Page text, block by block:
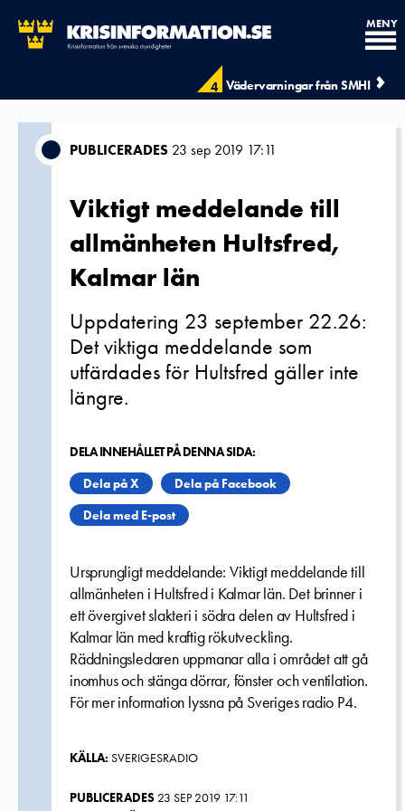
4 Vädervarningar från SMHI
MENY
PUBLICERADES 23 sep 2019 17:11
Viktigt meddelande till
allmänheten Hultsfred,
Kalmar län
Uppdatering 23 september 22.26:
Det viktiga meddelande som
utfärdades för Hultsfred gäller inte
längre.
DELA INNEHÅLLET PÅ DENNA SIDA:
Dela på X
Dela på Facebook
Dela med E-post
Ursprungligt meddelande: Viktigt meddelande till
allmänheten i Hultsfred i Kalmar län. Det brinner i
ett övergivet slakteri i södra delen av Hultsfred i
Kalmar län med kraftig rökutveckling.
Räddningsledaren uppmanar alla i området att gå
inomhus och stänga dörrar, fönster och ventilation.
För mer information lyssna på Sveriges radio P4.
KÄLLA: SVERIGESRADIO
PUBLICERADES 23 SEP 2019 17:11